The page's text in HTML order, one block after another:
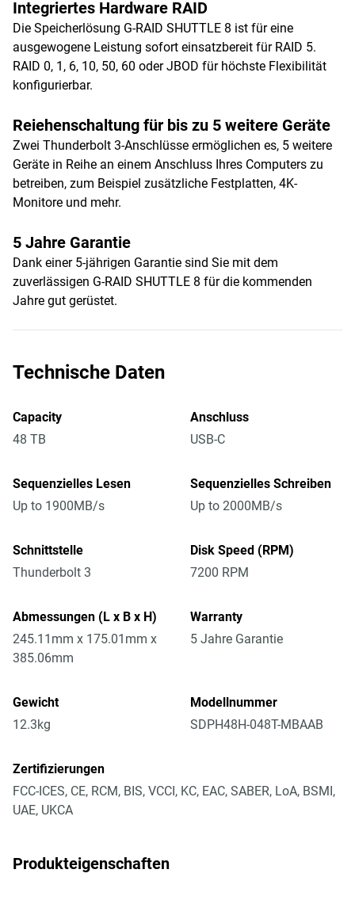
Integriertes Hardware RAID
Die Speicherlösung G-RAID SHUTTLE 8 ist für eine
ausgewogene Leistung sofort einsatzbereit für RAID 5.
RAID 0, 1, 6, 10, 50, 60 oder JBOD für höchste Flexibilität
konfigurierbar.
Reiehenschaltung für bis zu 5 weitere Geräte
Zwei Thunderbolt 3-Anschlüsse ermöglichen es, 5 weitere
Geräte in Reihe an einem Anschluss Ihres Computers zu
betreiben, zum Beispiel zusätzliche Festplatten, 4K-
Monitore und mehr.
5 Jahre Garantie
Dank einer 5-jährigen Garantie sind Sie mit dem
zuverlässigen G-RAID SHUTTLE 8 für die kommenden
Jahre gut gerüstet.
Technische Daten
Capacity
48 TB
Anschluss
USB-C
Sequenzielles Lesen
Up to 1900MB/s
Sequenzielles Schreiben
Up to 2000MB/s
Schnittstelle
Thunderbolt 3
Disk Speed (RPM)
7200 RPM
Abmessungen (L x B x H)
245.11mm x 175.01mm x
385.06mm
Warranty
5 Jahre Garantie
Gewicht
12.3kg
Modellnummer
SDPH48H-048T-MBAAB
Zertifizierungen
FCC-ICES, CE, RCM, BIS, VCCI, KC, EAC, SABER, LoA, BSMI,
UAE, UKCA
Produkteigenschaften